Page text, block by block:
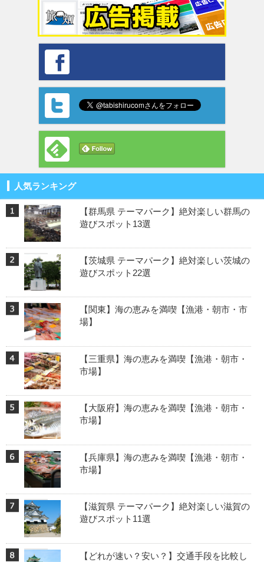
人気ランキング
【群馬県 テーマパーク】絶対楽しい群馬の
遊びスポット13選
【茨城県 テーマパーク】絶対楽しい茨城の
遊びスポット22選
【関東】海の恵みを満喫【漁港・朝市・市
場】
【三重県】海の恵みを満喫【漁港・朝市・
市場】
【大阪府】海の恵みを満喫【漁港・朝市・
市場】
【兵庫県】海の恵みを満喫【漁港・朝市・
市場】
【滋賀県 テーマパーク】絶対楽しい滋賀の
遊びスポット11選
【どれが速い？安い？】交通手段を比較し